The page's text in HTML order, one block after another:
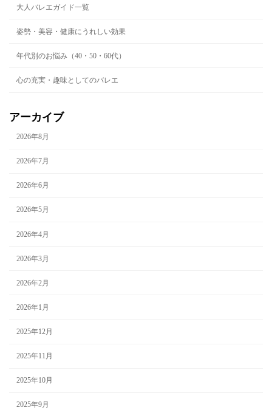
大人バレエガイド一覧
姿勢・美容・健康にうれしい効果
年代別のお悩み（40・50・60代）
心の充実・趣味としてのバレエ
アーカイブ
2026年8月
2026年7月
2026年6月
2026年5月
2026年4月
2026年3月
2026年2月
2026年1月
2025年12月
2025年11月
2025年10月
2025年9月